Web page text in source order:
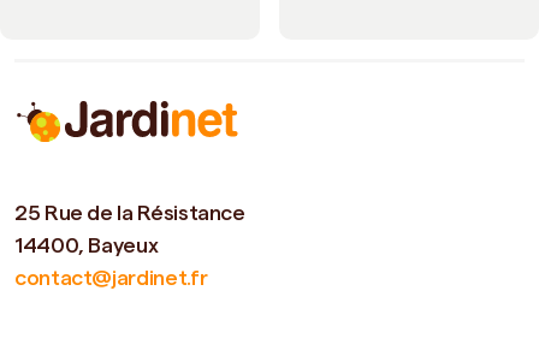
25 Rue de la Résistance
14400, Bayeux
contact@jardinet.fr